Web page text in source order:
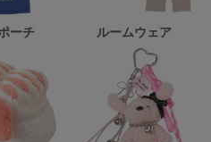
ーチ ルームウェア